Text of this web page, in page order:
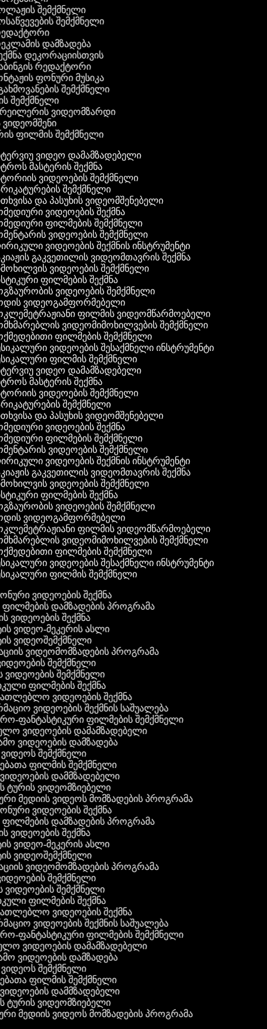
შემქმნელი
შემქმნელი
დამზადება
დეკორაციისთვის
რედაქტორი
ფონური მუსიკა
შემქმნელი
შემქმნელი
ვიდეომზარდი
ვიდეომშენი
ფილმის შემქმნელი
ვიდეო დამამზადებელი
მასტერის შექმნა
ვიდეოების შემქმნელი
შემქმნელი
და პასუხის ვიდეომშენებელი
ვიდეოების შექმნა
ფილმების შემქმნელი
ვიდეოების შემქმნელი
ვიდეოების შექმნის ინსტრუმენტი
გაკვეთილის ვიდეომთავრის შექმნა
ვიდეოების შემქმნელი
ფილმების შექმნა
ვიდეოების შემქმნელი
ვიდეოგამფორმებელი
ფილმის ვიდეომწარმოებელი
ვიდეომიმოხილვების შემქმნელი
ფილმების შემქმნელი
ვიდეოების შესაქმნელი ინსტრუმენტი
ფილმის შემქმნელი
ვიდეო დამამზადებელი
მასტერის შექმნა
ვიდეოების შემქმნელი
შემქმნელი
და პასუხის ვიდეომშენებელი
ვიდეოების შექმნა
ფილმების შემქმნელი
ვიდეოების შემქმნელი
ვიდეოების შექმნის ინსტრუმენტი
გაკვეთილის ვიდეომთავრის შექმნა
ვიდეოების შემქმნელი
ფილმების შექმნა
ვიდეოების შემქმნელი
ვიდეოგამფორმებელი
ფილმის ვიდეომწარმოებელი
ვიდეომიმოხილვების შემქმნელი
ფილმების შემქმნელი
ვიდეოების შესაქმნელი ინსტრუმენტი
ფილმის შემქმნელი
ვიდეოების შექმნა
ფილმების დამზადების პროგრამა
ვიდეოების შექმნა
ვიდეო-მეკერის ასლი
ვიდეოშემქმნელი
ვიდეომომზადების პროგრამა
შემქმნელი
ვიდეოების შემქმნელი
ფილმების შექმნა
ვიდეოების შექმნა
ვიდეოების შექმნის საშუალება
ფანტასტიკური ფილმების შემქმნელი
ვიდეოების დამამზადებელი
ვიდეოების დამზადება
ვიდეოს შემქმნელი
ფილმის შემქმნელი
ვიდეოების დამმზადებელი
ტურის ვიდეომზიებელი
მედიის ვიდეოს მომზადების პროგრამა
ვიდეოების შექმნა
ფილმების დამზადების პროგრამა
ვიდეოების შექმნა
ვიდეო-მეკერის ასლი
ვიდეოშემქმნელი
ვიდეომომზადების პროგრამა
შემქმნელი
ვიდეოების შემქმნელი
ფილმების შექმნა
ვიდეოების შექმნა
ვიდეოების შექმნის საშუალება
ფანტასტიკური ფილმების შემქმნელი
ვიდეოების დამამზადებელი
ვიდეოების დამზადება
ვიდეოს შემქმნელი
ფილმის შემქმნელი
ვიდეოების დამმზადებელი
ტურის ვიდეომზიებელი
მედიის ვიდეოს მომზადების პროგრამა